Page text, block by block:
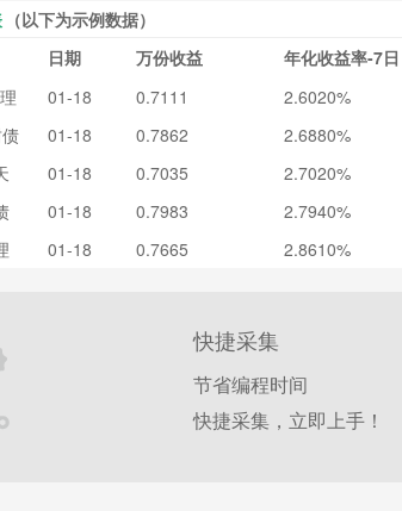
（以下为示例数据）
日期 万份收益 年化收益率-7日
01-18 0.7111 2.6020%
01-18 0.7862 2.6880%
01-18 0.7035 2.7020%
01-18 0.7983 2.7940%
01-18 0.7665 2.8610%
快捷采集
节省编程时间
快捷采集，立即上手！